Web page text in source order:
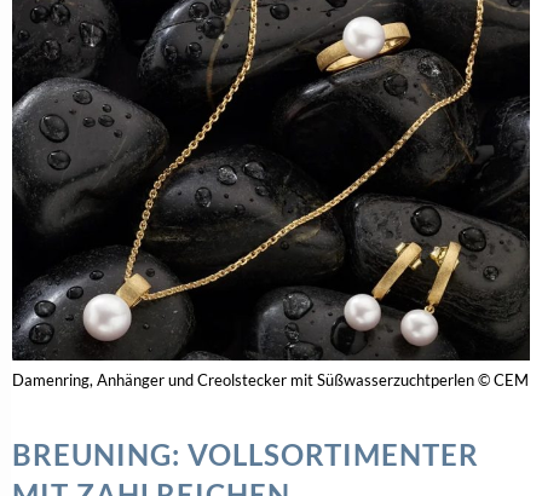
Damenring, Anhänger und Creolstecker mit Süßwasserzuchtperlen © CEM
BREUNING: VOLLSORTIMENTER